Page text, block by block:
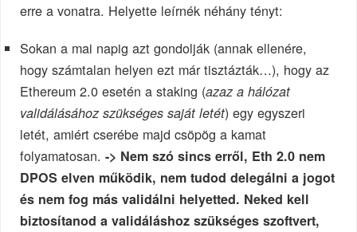
erre a vonatra. Helyette leírnék néhány tényt:
Sokan a mai napig azt gondolják (annak ellenére,
hogy számtalan helyen ezt már tisztázták…), hogy az
Ethereum 2.0 esetén a staking (azaz a hálózat
validálásához szükséges saját letét) egy egyszeri
letét, amiért cserébe majd csöpög a kamat
folyamatosan.-> Nem szó sincs erről, Eth 2.0 nem
DPOS elven működik, nem tudod delegálni a jogot
és nem fog más validálni helyetted. Neked kell
biztosítanod a validáláshoz szükséges szoftvert,